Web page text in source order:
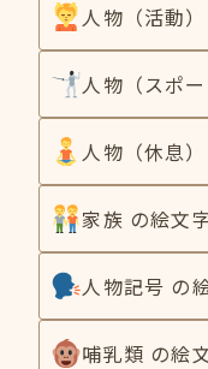
人物（活動
人物（スポ
人物（休息
家族 の絵文
人物記号 の
哺乳類 の絵